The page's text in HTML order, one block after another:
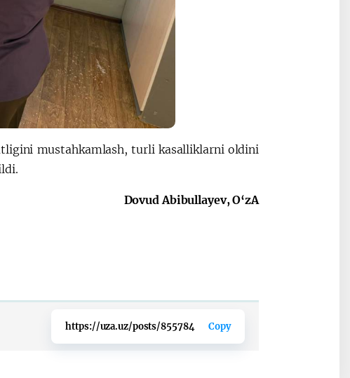
mustahkamlash, turli kasalliklarni oldini
Dovud Abibullayev, O‘zA
https://uza.uz/posts/855784 Copy